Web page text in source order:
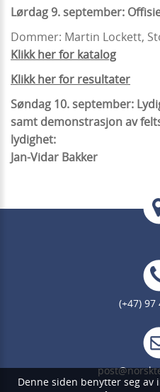
Lørdag 9. september:
Dommer: Martin Lockett,
Klikk her for katalog
Klikk her for resultater
Søndag 10. september:
samt demonstrasjon av
lydighet:
Jan-Vidar Bakker
(+47) 97
Denne siden benytter seg av